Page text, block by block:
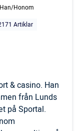
Han/Honom
Artiklar
& casino. Han
från Lunds
på Sportal.